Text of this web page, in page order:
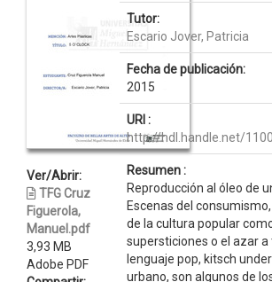
Ver/Abrir:
TFG Cruz
Figuerola,
Manuel.pdf
3,93 MB
Adobe PDF
Tutor:
Escario Jover, Patricia
Fecha de publicación:
2015
URI :
http://hdl.handle.net/
Resumen :
Reproducción al óleo de
Escenas del
de la cultura popular
supersticiones o el azar a
lenguaje pop, kitsch
urbano, son algunos de